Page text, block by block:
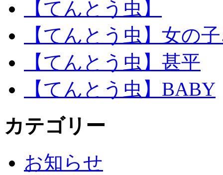
【てんとう虫】
【てんとう虫】女の
【てんとう虫】甚平
【てんとう虫】BABY
カテゴリー
お知らせ